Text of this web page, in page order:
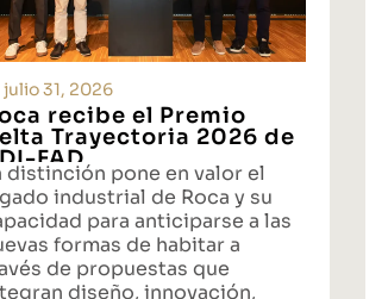
julio 31, 2026
recibe el Premio
Trayectoria 2026 de
FAD
distinción pone en valor el
industrial de Roca y su
para anticiparse a las
formas de habitar a
de propuestas que
diseño, innovación,